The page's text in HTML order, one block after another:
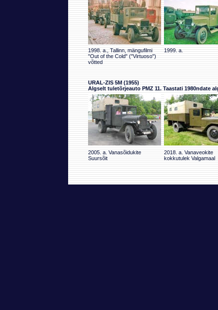
1998. a., Tallinn, mängufilmi
"Out of the Cold" ("Virtuoso")
võtted
1999. a.
URAL-ZIS 5M (1955)
Algselt tuletõrjeauto PMZ 11. Taastati 1980ndate
2005. a. Vanasõidukite
Suursõit
2018. a. Vanaveokite
kokkutulek Valgamaal